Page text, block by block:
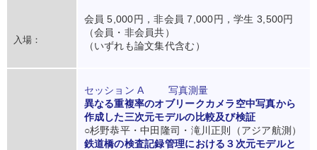
入場：
会員 5,000円，非会員 7,000円，学生 3,500円
（会員・非会員共）
（いずれも論文集代含む）
セッション A 写真測量
異なる重複率のオブリークカメラ空中写真から
作成した三次元モデルの比較及び検証
○杉野恭平・中田隆司・滝川正則（アジア航測）
鉄道橋の検査記録管理における３次元モデルと